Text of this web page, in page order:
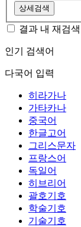
상세검색
결과 내 재검색
인기 검색어
다국어 입력
히라가나
가타카나
중국어
한글고어
그리스문자
프랑스어
독일어
히브리어
괄호기호
학술기호
기술기호